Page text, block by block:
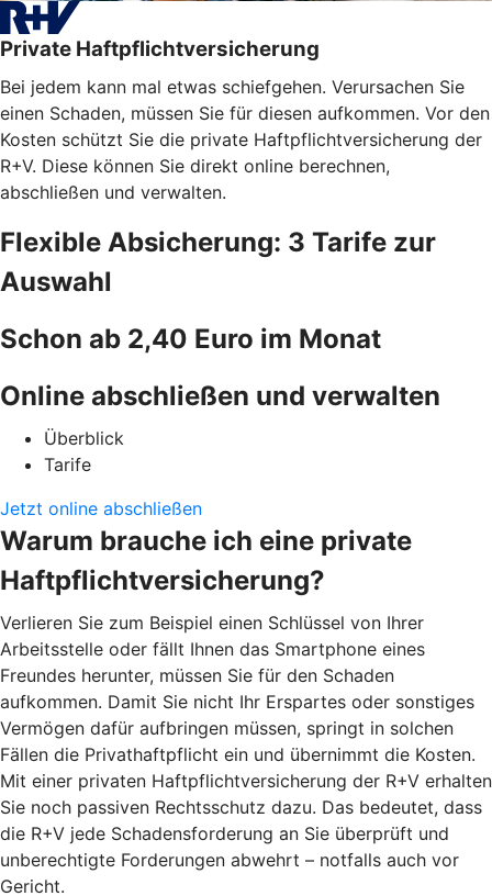
Private Haftpflichtversicherung
Bei jedem kann mal etwas schiefgehen. Verursachen Sie
einen Schaden, müssen Sie für diesen aufkommen. Vor den
Kosten schützt Sie die private Haftpflichtversicherung der
R+V. Diese können Sie direkt online berechnen,
abschließen und verwalten.
Flexible Absicherung: 3 Tarife zur
Auswahl
Schon ab 2,40 Euro im Monat
Online abschließen und verwalten
Überblick
Tarife
Jetzt online abschließen
Warum brauche ich eine private
Haftpflichtversicherung?
Verlieren Sie zum Beispiel einen Schlüssel von Ihrer
Arbeitsstelle oder fällt Ihnen das Smartphone eines
Freundes herunter, müssen Sie für den Schaden
aufkommen. Damit Sie nicht Ihr Erspartes oder sonstiges
Vermögen dafür aufbringen müssen, springt in solchen
Fällen die Privathaftpflicht ein und übernimmt die Kosten.
Mit einer privaten Haftpflichtversicherung der R+V erhalten
Sie noch passiven Rechtsschutz dazu. Das bedeutet, dass
die R+V jede Schadensforderung an Sie überprüft und
unberechtigte Forderungen abwehrt – notfalls auch vor
Gericht.